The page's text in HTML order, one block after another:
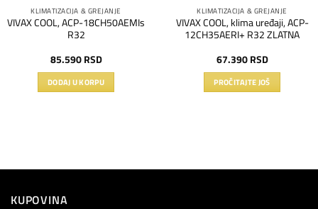
KLIMATIZACIJA & GREJANJE
VIVAX COOL, ACP-18CH50AEMIs
R32
85.590 RSD
DODAJ U KORPU
KLIMATIZACIJA & GREJANJE
VIVAX COOL, klima uređaji, ACP-
12CH35AERI+ R32 ZLATNA
67.390 RSD
PROČITAJTE JOŠ
KUPOVINA